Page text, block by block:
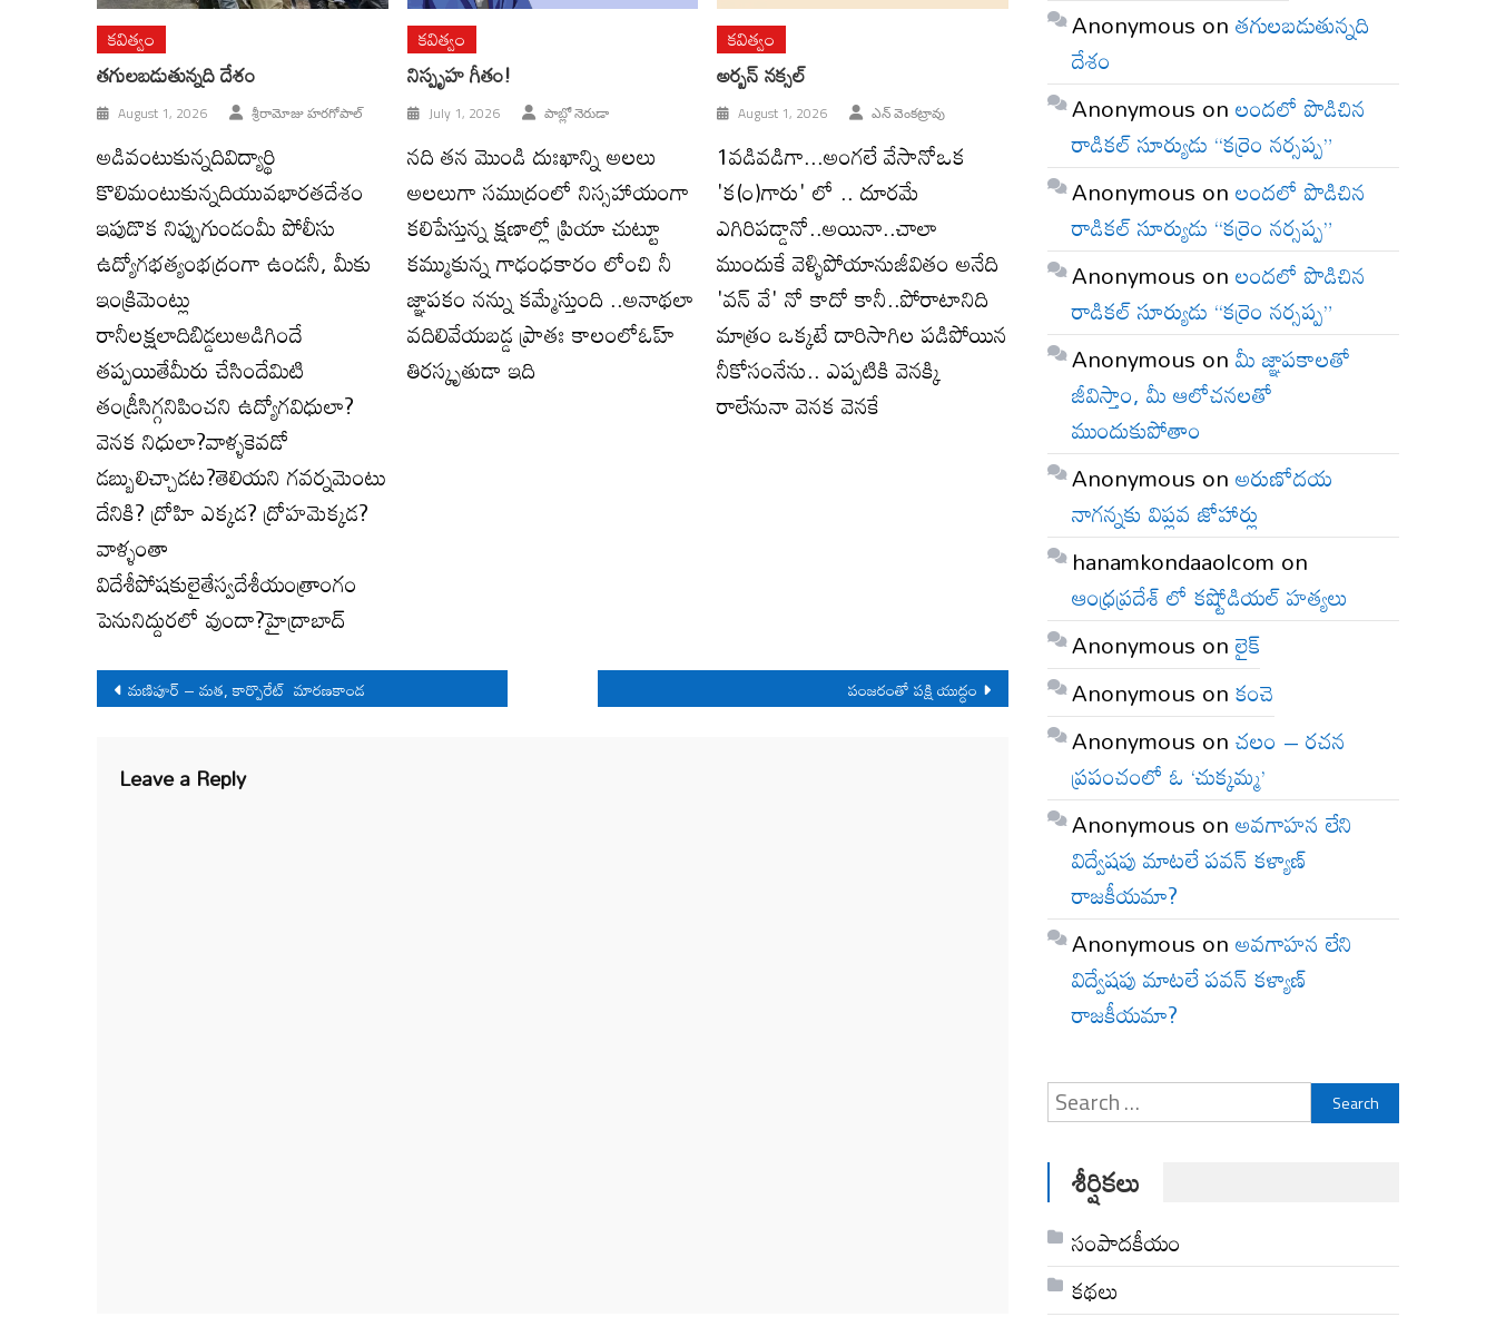
కవిత్వం
తగులబడుతున్నది దేశం
August 1, 2026 శ్రీరామోజు హరగోపాల్
అడివంటుకున్నదివిద్యార్థి
కొలిమంటుకున్నదియువభారతదేశం
ఇపుడొక నిప్పుగుండంమీ పోలీసు
ఉద్యోగభత్యంభద్రంగా ఉండనీ, మీకు
ఇంక్రిమెంట్లు
రానీలక్షలాదిబిడ్డలుఅడిగిందే
తప్పయితేమీరు చేసిందేమిటి
తండ్రీసిగ్గనిపించని ఉద్యోగవిధులా?
వెనక నిధులా?వాళ్ళకెవడో
డబ్బులిచ్చాడట?తెలియని గవర్నమెంటు
దేనికి? ద్రోహి ఎక్కడ? ద్రోహమెక్కడ?
వాళ్ళంతా
విదేశీపోషకులైతేస్వదేశీయంత్రాంగం
పెనునిద్దురలో వుందా?హైద్రాబాద్
కవిత్వం
నిస్పృహ గీతం!
July 1, 2026 పాబ్లో నెరుడా
నది తన మొండి దుఃఖాన్ని అలలు
అలలుగా సముద్రంలో నిస్సహాయంగా
కలిపేస్తున్న క్షణాల్లో ప్రియా చుట్టూ
కమ్ముకున్న గాఢంధకారం లోంచి నీ
జ్ఞాపకం నన్ను కమ్మేస్తుంది ..అనాథలా
వదిలివేయబడ్డ ప్రాతః కాలంలోఓహ్
తిరస్కృతుడా ఇది
కవిత్వం
అర్బన్ నక్సల్
August 1, 2026 ఎన్ వెంకట్రావు
1వడివడిగా...అంగలే వేసానోఒక
'క(౦)గారు' లో .. దూరమే
ఎగిరిపడ్డానో..అయినా..చాలా
ముందుకే వెళ్ళిపోయానుజీవితం అనేది
'వన్ వే' నో కాదో కానీ..పోరాటానిది
మాత్రం ఒక్కటే దారిసాగిల పడిపోయిన
నీకోసంనేను.. ఎప్పటికి వెనక్కి
రాలేనునా వెనక వెనకే
Post
navigation
మణిపూర్ – మత, కార్పొరేట్ మారణకాండ పంజరంతో ప‌క్షి యుద్ధం
Leave a Reply
Anonymous onతగులబడుతున్నది
దేశం
Anonymous onలందలో పొడిచిన
రాడికల్ సూర్యుడు “కర్రెం నర్సప్ప”
Anonymous onలందలో పొడిచిన
రాడికల్ సూర్యుడు “కర్రెం నర్సప్ప”
Anonymous onలందలో పొడిచిన
రాడికల్ సూర్యుడు “కర్రెం నర్సప్ప”
Anonymous onమీ జ్ఞాపకాలతో
జీవిస్తాం, మీ ఆలోచనలతో
ముందుకుపోతాం
Anonymous onఅరుణోదయ
నాగన్నకు విప్లవ జోహార్లు
hanamkondaaolcom on
ఆంధ్రప్రదేశ్ లో కష్టోడియల్ హత్యలు
Anonymous onలైక్
Anonymous onకంచె
Anonymous onచలం – రచన
ప్రపంచంలో ఓ ‘చుక్కమ్మ’
Anonymous onఅవగాహన లేని
విద్వేషపు మాటలే పవన్ కళ్యాణ్
రాజకీయమా?
Anonymous onఅవగాహన లేని
విద్వేషపు మాటలే పవన్ కళ్యాణ్
రాజకీయమా?
Search
for:
శీర్షికలు
సంపాదకీయం
కథలు